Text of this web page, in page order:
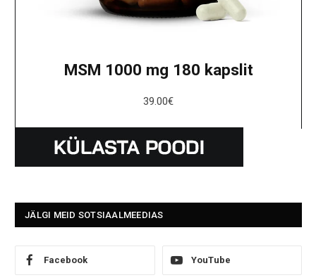
MSM 1000 mg 180 kapslit
39.00€
JÄLGI MEID SOTSIAALMEEDIAS
Facebook YouTube